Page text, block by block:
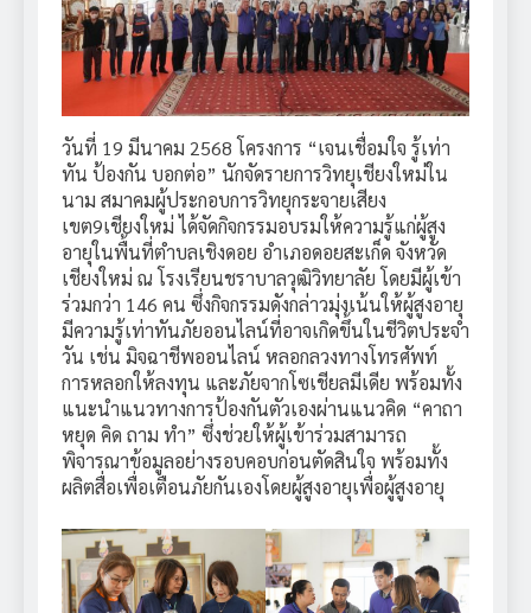
วันที่ 19 มีนาคม 2568 โครงการ “เจนเชื่อมใจ รู้เท่า
ทัน ป้องกัน บอกต่อ” นักจัดรายการวิทยุเชียงใหม่ใน
นาม สมาคมผู้ประกอบการวิทยุกระจายเสียง
เขต9เชียงใหม่ ได้จัดกิจกรรมอบรมให้ความรู้แก่ผู้สูง
อายุในพื้นที่ตำบลเชิงดอย อำเภอดอยสะเก็ด จังหวัด
เชียงใหม่ ณ โรงเรียนชราบาลวุฒิวิทยาลัย โดยมีผู้เข้า
ร่วมกว่า 146 คน ซึ่งกิจกรรมดังกล่าวมุ่งเน้นให้ผู้สูงอายุ
มีความรู้เท่าทันภัยออนไลน์ที่อาจเกิดขึ้นในชีวิตประจำ
วัน เช่น มิจฉาชีพออนไลน์ หลอกลวงทางโทรศัพท์
การหลอกให้ลงทุน และภัยจากโซเชียลมีเดีย พร้อมทั้ง
แนะนำแนวทางการป้องกันตัวเองผ่านแนวคิด “คาถา
หยุด คิด ถาม ทำ” ซึ่งช่วยให้ผู้เข้าร่วมสามารถ
พิจารณาข้อมูลอย่างรอบคอบก่อนตัดสินใจ พร้อมทั้ง
ผลิตสื่อเพื่อเตือนภัยกันเองโดยผู้สูงอายุเพื่อผู้สูงอายุ